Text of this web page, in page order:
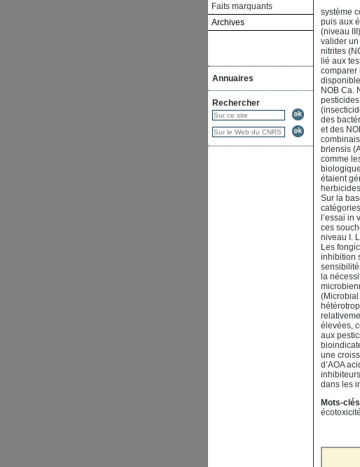
Faits marquants
Archives
Annuaires
Rechercher
système
puis aux
(niveau
valider un
nitrites
lié aux
comparer
NOB Ca.
des
et des
briensis
comme
étaient
Sur la
l’essai
ces
niveau I.
Les
inhibition
la
(Microbial
élevées,
aux
une
d’AOA
dans les
Mots-